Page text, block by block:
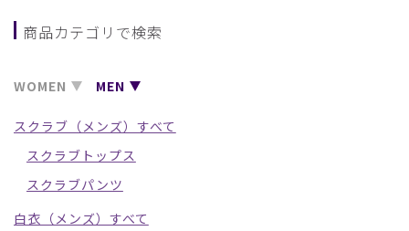
商品カテゴリで検索
WOMEN MEN
スクラブ（メンズ）すべて
スクラブトップス
スクラブパンツ
白衣（メンズ）すべて